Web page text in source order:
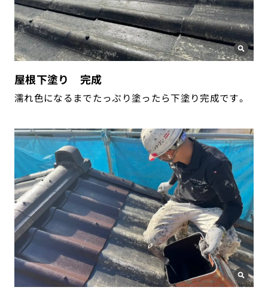
屋根下塗り 完成
濡れ色になるまでたっぷり塗ったら下塗り完成です。